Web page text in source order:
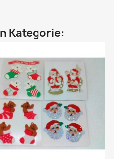
Kategorie: